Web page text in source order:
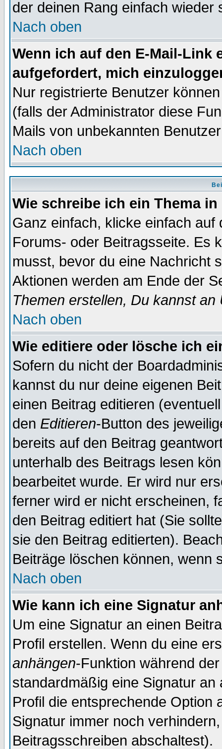
der deinen Rang einfach wieder
Nach oben
Wenn ich auf den E-Mail-Link
aufgefordert, mich
Nur registrierte Benutzer
(falls der Administrator diese
Mails von unbekannten
Nach oben
Wie schreibe ich ein Thema
Ganz einfach, klicke einfach
Forums- oder Beitragsseite. Es
musst, bevor du eine Nachricht
Aktionen werden am Ende der
Themen erstellen, Du kannst
Nach oben
Wie editiere oder lösche ich
Sofern du nicht der
kannst du nur deine eigenen
einen Beitrag editieren
den Editieren-Button des
bereits auf den Beitrag
unterhalb des Beitrags lesen
bearbeitet wurde. Er wird nur
ferner wird er nicht erscheinen,
den Beitrag editiert hat (Sie
sie den Beitrag editierten).
Beiträge löschen können, wenn
Nach oben
Wie kann ich eine Signatur
Um eine Signatur an einen
Profil erstellen. Wenn du eine
anhängen-Funktion während
standardmäßig eine Signatur
Profil die entsprechende Option
Signatur immer noch
Beitragsschreiben abschaltest).